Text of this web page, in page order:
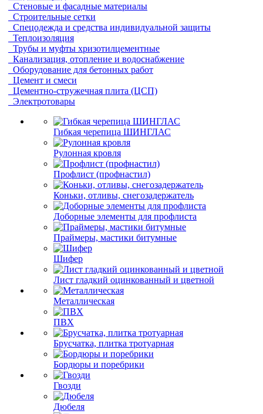
Стеновые и фасадные материалы
Строительные сетки
Спецодежда и средства индивидуальной защиты
Теплоизоляция
Трубы и муфты хризотилцементные
Канализация, отопление и водоснабжение
Оборудование для бетонных работ
Цемент и смеси
Цементно-стружечная плита (ЦСП)
Электротовары
Гибкая черепица ШИНГЛАС
Рулонная кровля
Профлист (профнастил)
Коньки, отливы, снегозадержатель
Доборные элементы для профлиста
Праймеры, мастики битумные
Шифер
Лист гладкий оцинкованный и цветной
Металлическая
ПВХ
Брусчатка, плитка тротуарная
Бордюры и поребрики
Гвозди
Дюбеля